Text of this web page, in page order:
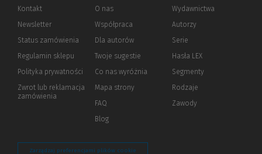
Kontakt
Newsletter
Status zamówienia
Regulamin sklepu
Polityka prywatności (Nowe
(Link
innej
Zwrot lub reklamacja
zamówienia
O nas
Współpraca
Dla autorów(Nowe
(Link
innej
strony)
Twoje sugestie
Co nas wyróżnia
Mapa strony
FAQ
Blog
Wydawnictwa
Autorzy
Serie
Hasła LEX
Segmenty
Rodzaje
Zawody
Zarządzaj preferencjami plików cookie